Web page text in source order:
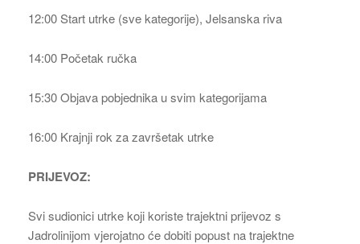
12:00 Start utrke (sve kategorije), Jelsanska riva
14:00 Početak ručka
15:30 Objava pobjednika u svim kategorijama
16:00 Krajnji rok za završetak utrke
PRIJEVOZ:
Svi sudionici utrke koji koriste trajektni prijevoz s
Jadrolinijom vjerojatno će dobiti popust na trajektne